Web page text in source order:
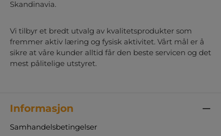
Skandinavia.
Vi tilbyr et bredt utvalg av kvalitetsprodukter som
fremmer aktiv læring og fysisk aktivitet. Vårt mål er å
sikre at våre kunder alltid får den beste servicen og det
mest pålitelige utstyret.
Informasjon
Samhandelsbetingelser